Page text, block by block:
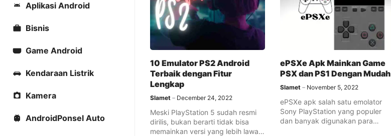
10 Emulator PS2 Android
Terbaik dengan Fitur
Lengkap
Slamet December 24, 2022
Meski PlayStation 5 sudah resmi
dirilis, bukan berarti tidak bisa
memainkan versi yang lebih lawas,
ePSXe Apk Mainkan Game
PSX dan PS1 Dengan Mudah
Slamet November 5, 2022
ePSXe apk salah satu emolator
Sony PlayStation yang populer
dan banyak digunakan para
Aplikasi Android
Bisnis
Game Android
Kendaraan Listrik
Kamera
AndroidPonsel Auto